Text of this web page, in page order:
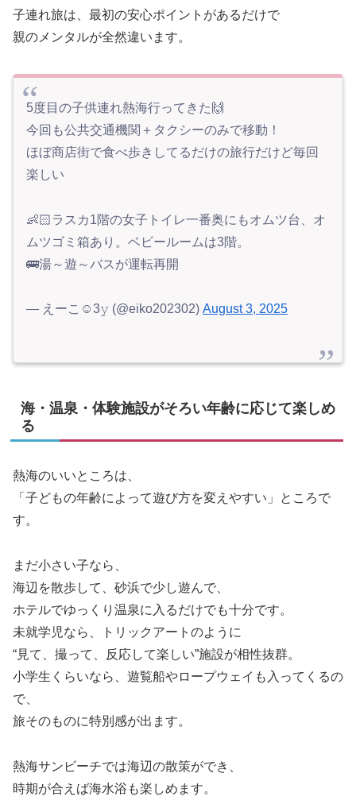
子連れ旅は、最初の安心ポイントがあるだけで
親のメンタルが全然違います。
5度目の子供連れ熱海行ってきた🙌
今回も公共交通機関＋タクシーのみで移動！
ほぼ商店街で食べ歩きしてるだけの旅行だけど毎回
楽しい
👶🏻ラスカ1階の女子トイレ一番奥にもオムツ台、オ
ムツゴミ箱あり。ベビールームは3階。
🚌湯～遊～バスが運転再開
— えーこ☺︎3𝚢 (@eiko202302) August 3, 2025
海・温泉・体験施設がそろい年齢に応じて楽しめ
る
熱海のいいところは、
「子どもの年齢によって遊び方を変えやすい」ところで
す。
まだ小さい子なら、
海辺を散歩して、砂浜で少し遊んで、
ホテルでゆっくり温泉に入るだけでも十分です。
未就学児なら、トリックアートのように
“見て、撮って、反応して楽しい”施設が相性抜群。
小学生くらいなら、遊覧船やロープウェイも入ってくるの
で、
旅そのものに特別感が出ます。
熱海サンビーチでは海辺の散策ができ、
時期が合えば海水浴も楽しめます。